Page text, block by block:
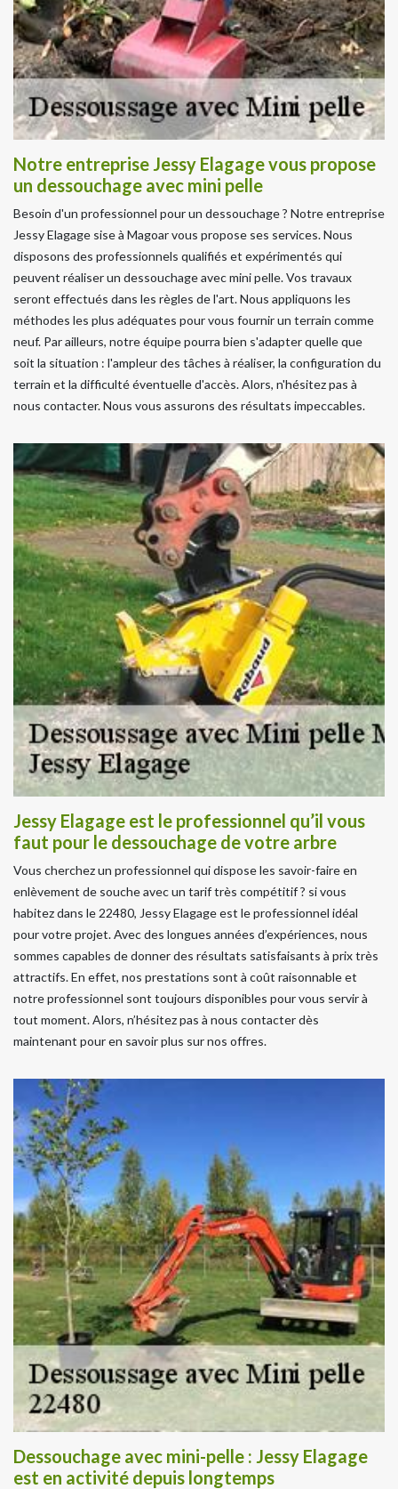
Notre entreprise Jessy Elagage vous propose
un dessouchage avec mini pelle
Besoin d'un professionnel pour un dessouchage ? Notre entreprise
Jessy Elagage sise à Magoar vous propose ses services. Nous
disposons des professionnels qualifiés et expérimentés qui
peuvent réaliser un dessouchage avec mini pelle. Vos travaux
seront effectués dans les règles de l'art. Nous appliquons les
méthodes les plus adéquates pour vous fournir un terrain comme
neuf. Par ailleurs, notre équipe pourra bien s'adapter quelle que
soit la situation : l'ampleur des tâches à réaliser, la configuration du
terrain et la difficulté éventuelle d'accès. Alors, n'hésitez pas à
nous contacter. Nous vous assurons des résultats impeccables.
Jessy Elagage est le professionnel qu’il vous
faut pour le dessouchage de votre arbre
Vous cherchez un professionnel qui dispose les savoir-faire en
enlèvement de souche avec un tarif très compétitif ? si vous
habitez dans le 22480, Jessy Elagage est le professionnel idéal
pour votre projet. Avec des longues années d’expériences, nous
sommes capables de donner des résultats satisfaisants à prix très
attractifs. En effet, nos prestations sont à coût raisonnable et
notre professionnel sont toujours disponibles pour vous servir à
tout moment. Alors, n’hésitez pas à nous contacter dès
maintenant pour en savoir plus sur nos offres.
Dessouchage avec mini-pelle : Jessy Elagage
est en activité depuis longtemps